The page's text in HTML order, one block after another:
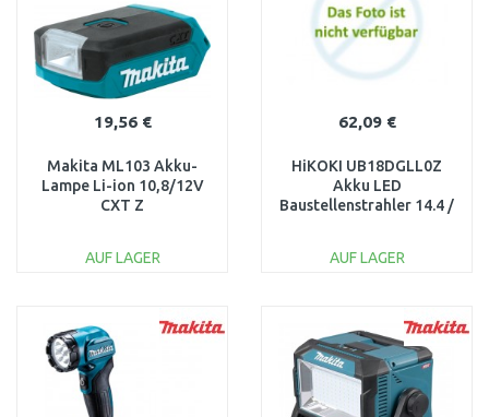
19,56 €
Makita ML103 Akku-
Lampe Li-ion 10,8/12V
CXT Z
AUF LAGER
Vergleichen
62,09 €
HiKOKI UB18DGLL0Z
Akku LED
Baustellenstrahler 14.4 /
AUF LAGER
Vergleichen